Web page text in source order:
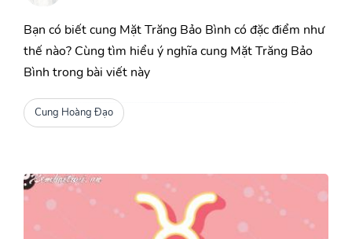
Bạn có biết cung Mặt Trăng Bảo Bình có đặc điểm như
thế nào? Cùng tìm hiểu ý nghĩa cung Mặt Trăng Bảo
Bình trong bài viết này
Cung Hoàng Đạo